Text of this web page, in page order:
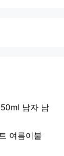
남자 남
여름이불